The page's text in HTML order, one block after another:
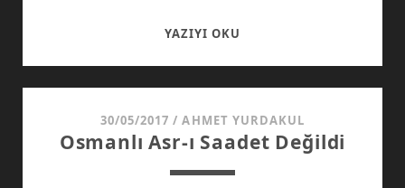
YAZIYI OKU
PAŞA’NIN
İLIŞKILERI
30/05/2017 /AHMET YURDAKUL
Osmanlı Asr-ı Saadet Değildi